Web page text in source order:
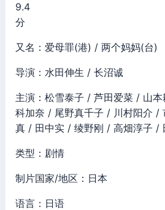
9.4
分
又名：爱母罪(港) / 两个妈妈(台)
导演：水田伸生 / 长沼诚
主演：松雪泰子 / 芦田爱菜 / 山
科加奈 / 尾野真千子 / 川村阳介 /
真 / 田中实 / 绫野刚 / 高畑淳子 /
类型：剧情
制片国家/地区：日本
语言：日语